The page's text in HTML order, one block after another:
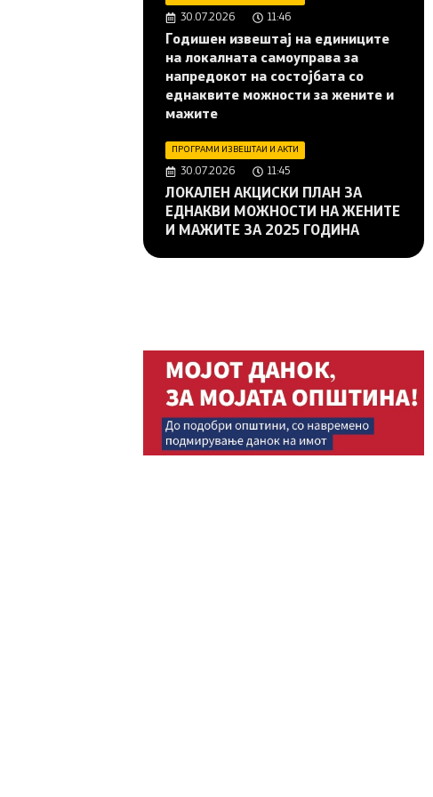
30.07.2026 11:46
Годишен извештај на единиците
на локалната самоуправа за
напредокот на состојбата со
еднаквите можности за жените и
мажите
ПРОГРАМИ ИЗВЕШТАИ И АКТИ
30.07.2026 11:45
ЛОКАЛЕН АКЦИСКИ ПЛАН ЗА
ЕДНАКВИ МОЖНОСТИ НА ЖЕНИТЕ
И МАЖИТЕ ЗА 2025 ГОДИНА